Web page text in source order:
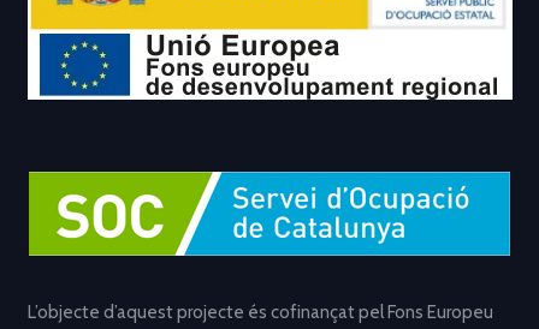
L’objecte d’aquest projecte és cofinançat pel Fons Europeu